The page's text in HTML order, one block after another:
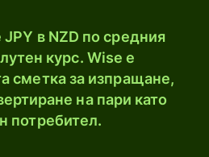
в NZD по средния
курс. Wise е
сметка за изпращане,
на пари като
потребител.